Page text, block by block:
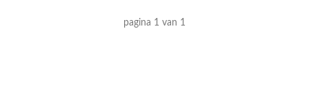
pagina 1 van 1